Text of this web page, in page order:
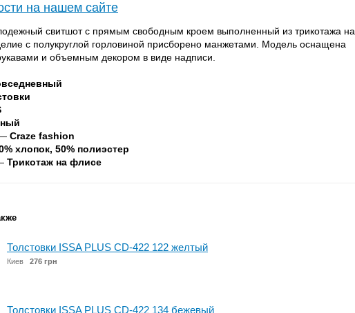
на нашем сайте
свитшот с прямым свободным кроем выполненный из трикотажа на
с полукруглой горловиной присборено манжетами. Модель оснащена
и объемным декором в виде надписи.
Craze fashion
хлопок, 50% полиэстер
Трикотаж на флисе
Толстовки ISSA PLUS CD-422 122 желтый
Киев 276 грн
Толстовки ISSA PLUS CD-422 134 бежевый